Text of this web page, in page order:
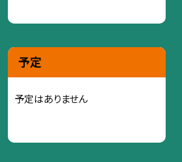
予定
予定はありません